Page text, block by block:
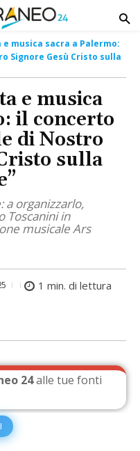
musica sacra a Palermo:
Signore Gesù Cristo sulla
e musica
il concerto
di Nostro
sulla
a organizzarlo,
Toscanini in
musicale Ars
1 min. di lettura
24alle tue fonti